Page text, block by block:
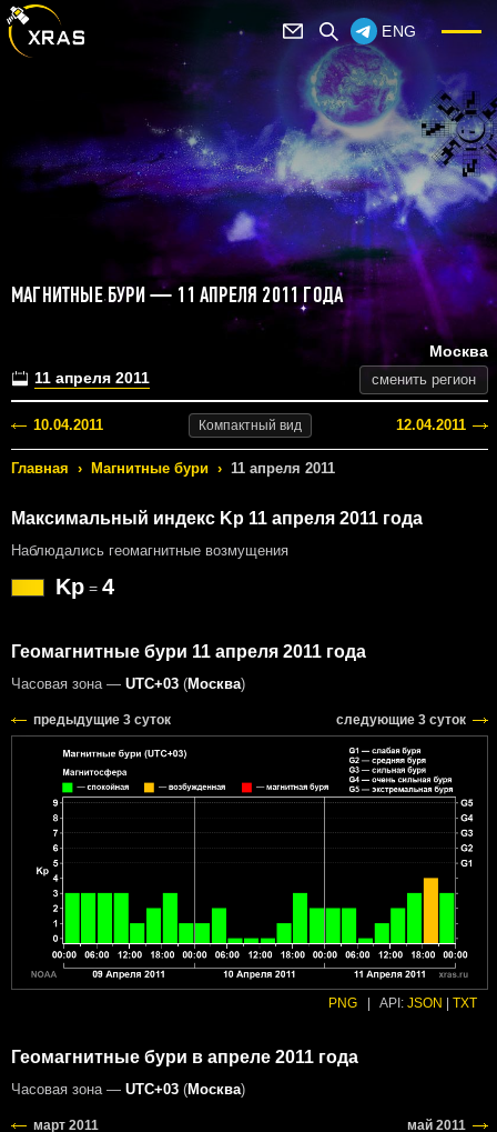
ENG
МАГНИТНЫЕ БУРИ — 11 АПРЕЛЯ 2011 ГОДА
11 апреля 2011
Москва
сменить регион
10.04.2011 Компактный вид 12.04.2011
Главная › Магнитные бури › 11 апреля 2011
Максимальный индекс Kp 11 апреля 2011 года
Наблюдались геомагнитные возмущения
Kp = 4
Геомагнитные бури 11 апреля 2011 года
Часовая зона — UTC+03 (Москва)
предыдущие 3 суток следующие 3 суток
PNG API: JSON TXT
Геомагнитные бури в апреле 2011 года
Часовая зона — UTC+03 (Москва)